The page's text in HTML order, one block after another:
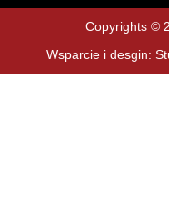
Copyrights ©
Wsparcie i desgin: